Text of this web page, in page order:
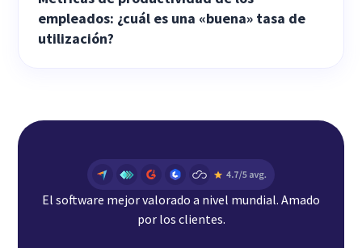
empleados: ¿cuál es una «buena» tasa de
utilización?
El software mejor valorado a nivel mundial. Amado
por los clientes.